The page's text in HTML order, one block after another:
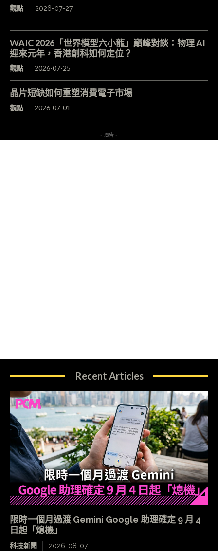
觀點 2026-07-27
WAIC 2026「世界模型六小龍」巔峰對談：物理 AI
迎來元年，香港創科如何定位？
觀點 2026-07-25
晶片短缺如何重塑消費電子市場
觀點 2026-07-01
- 廣告 -
Recent Articles
限時一個月過渡 Gemini Google 助理確定 9 月 4
日起「熄機」
科技新聞 2026-08-07